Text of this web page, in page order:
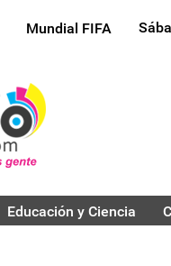
Mundial FIFA
Educación y Ciencia